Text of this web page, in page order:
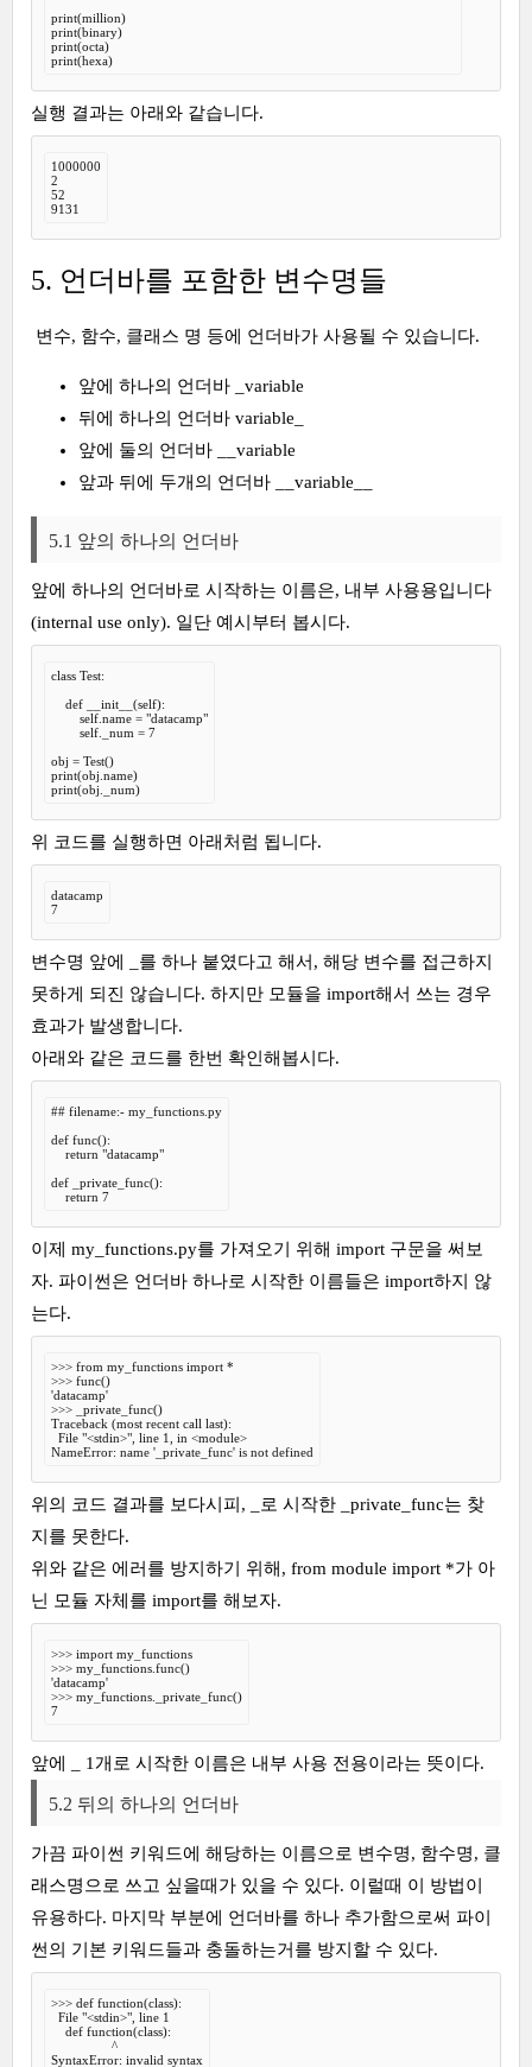
print(million)
print(binary)
print(octa)
print(hexa)
실행 결과는 아래와 같습니다.
1000000
2
52
9131
5. 언더바를 포함한 변수명들
변수, 함수, 클래스 명 등에 언더바가 사용될 수 있습니다.
앞에 하나의 언더바 _variable
뒤에 하나의 언더바 variable_
앞에 둘의 언더바 __variable
앞과 뒤에 두개의 언더바 __variable__
5.1 앞의 하나의 언더바
앞에 하나의 언더바로 시작하는 이름은, 내부 사용용입니다
(internal use only). 일단 예시부터 봅시다.
class Test:
    def __init__(self):
        self.name = "datacamp"
        self._num = 7
obj = Test()
print(obj.name)
print(obj._num)
위 코드를 실행하면 아래처럼 됩니다.
datacamp
7
변수명 앞에 _를 하나 붙였다고 해서, 해당 변수를 접근하지
못하게 되진 않습니다. 하지만 모듈을 import해서 쓰는 경우
효과가 발생합니다.
아래와 같은 코드를 한번 확인해봅시다.
## filename:- my_functions.py
def func():
    return "datacamp"
def _private_func():
    return 7
이제 my_functions.py를 가져오기 위해 import 구문을 써보
자. 파이썬은 언더바 하나로 시작한 이름들은 import하지 않
는다.
>>> from my_functions import *
>>> func()
'datacamp'
>>> _private_func()
Traceback (most recent call last):
  File "<stdin>", line 1, in <module>
NameError: name '_private_func' is not defined
위의 코드 결과를 보다시피, _로 시작한 _private_func는 찾
지를 못한다.
위와 같은 에러를 방지하기 위해, from module import *가 아
닌 모듈 자체를 import를 해보자.
>>> import my_functions
>>> my_functions.func()
'datacamp'
>>> my_functions._private_func()
7
앞에 _ 1개로 시작한 이름은 내부 사용 전용이라는 뜻이다.
5.2 뒤의 하나의 언더바
가끔 파이썬 키워드에 해당하는 이름으로 변수명, 함수명, 클
래스명으로 쓰고 싶을때가 있을 수 있다. 이럴때 이 방법이
유용하다. 마지막 부분에 언더바를 하나 추가함으로써 파이
썬의 기본 키워드들과 충돌하는거를 방지할 수 있다.
>>> def function(class):
  File "<stdin>", line 1
    def function(class):
                 ^
SyntaxError: invalid syntax